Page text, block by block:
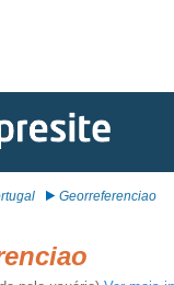
Georreferenciao